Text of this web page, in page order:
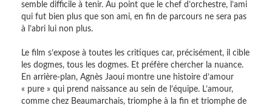
semble difficile à tenir. Au point que le chef d’orchestre, l’ami
qui fut bien plus que son ami, en fin de parcours ne sera pas
à l’abri lui non plus.
Le film s’expose à toutes les critiques car, précisément, il cible
les dogmes, tous les dogmes. Et préfère chercher la nuance.
En arrière-plan, Agnès Jaoui montre une histoire d’amour
« pure » qui prend naissance au sein de l’équipe. L’amour,
comme chez Beaumarchais, triomphe à la fin et triomphe de